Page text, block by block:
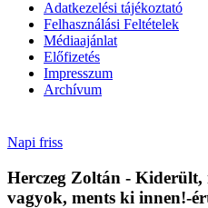
Adatkezelési tájékoztató
Felhasználási Feltételek
Médiaajánlat
Előfizetés
Impresszum
Archívum
Napi friss
Herczeg Zoltán -
vagyok, ments ki innen!-